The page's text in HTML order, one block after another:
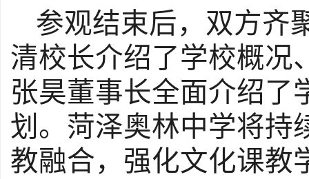
参观结束后，双方齐
清校长介绍了学校概况
张昊董事长全面介绍了
划。 菏泽奥林中学将持
教融合，强化文化课教